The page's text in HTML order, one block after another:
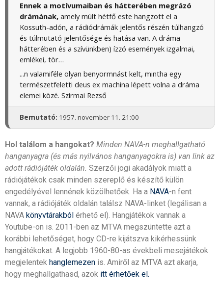
Ennek a motívumaiban és hátterében megrázó
drámának, amely múlt hétfő este hangzott el a
Kossuth-adón, a rádiódrámák jelentős részén túlhangzó
és túlmutató jelentősége és hatása van. A dráma
hátterében és a szívünkben) ízzó események izgalmai,
emlékei, tör…
...n valamiféle olyan benyormnást kelt, mintha egy
természetfeletti deus ex machina lépett volna a dráma
elemei közé. Szirmai Rezső
Bemutató: 1957. november 11. 21:00
Hol találom a hangokat? Minden NAVA-n meghallgatható
hanganyagra (és más nyilvános hanganyagokra is) van link az
adott rádiójáték oldalán. Szerzői jogi akadályok miatt a
rádiójátékok csak minden szereplő és készítő külön
engedélyével lennének közölhetőek. Ha a NAVA-n fent
vannak, a rádiójáték oldalán találsz NAVA-linket (legálisan a
NAVA könyvtárakból érhető el). Hangjátékok vannak a
Youtube-on is. 2011-ben az MTVA megszüntette azt a
korábbi lehetőséget, hogy CD-re kijátszva kikérhessünk
hangjátékokat. A legjobb 1960-80-as évekbeli mesejátékok
megjelentek hanglemezen is. Amiről az MTVA azt akarja,
hogy meghallgathasd, azok itt érhetőek el.